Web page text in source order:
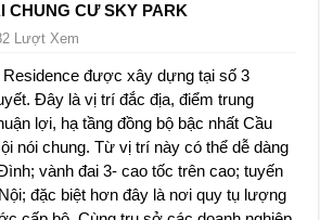
CHUNG CƯ SKY PARK
Lượt Xem
được xây dựng tại số 3
Đây là vị trí đắc địa, điểm trung
lợi, hạ tầng đồng bộ bậc nhất Cầu
nói chung. Từ vị trí này có thể dễ dàng
vành đai 3- cao tốc trên cao; tuyến
đặc biệt hơn đây là nơi quy tụ lượng